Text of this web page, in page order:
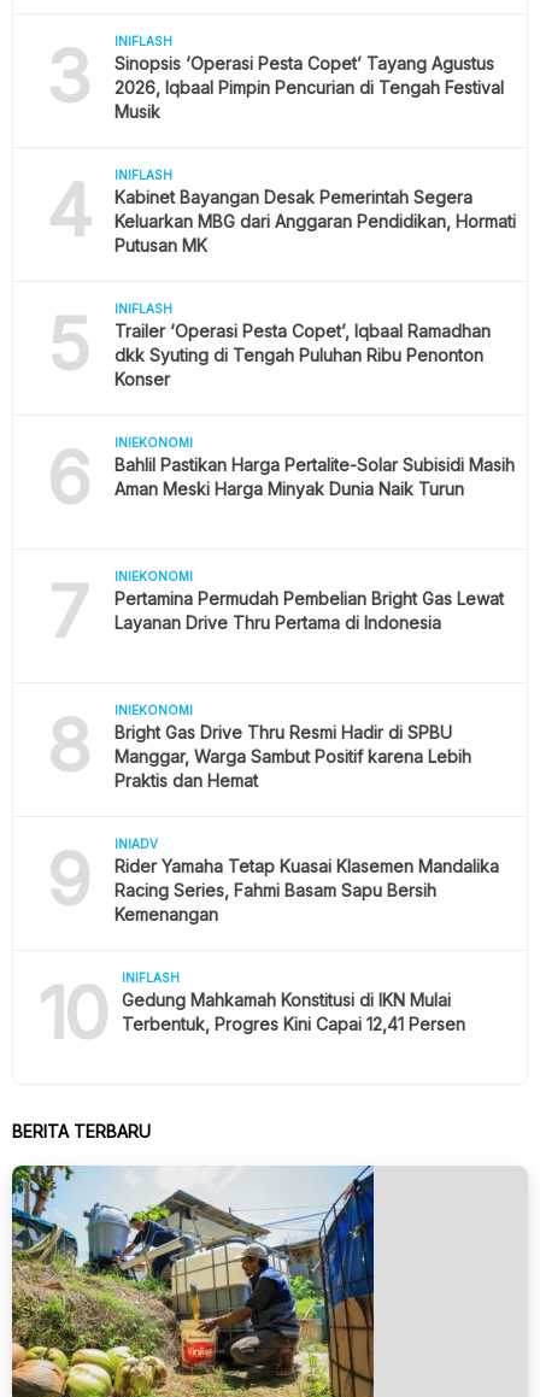
3 INIFLASH
Sinopsis ‘Operasi Pesta Copet’ Tayang Agustus
2026, Iqbaal Pimpin Pencurian di Tengah Festival
Musik
4 INIFLASH
Kabinet Bayangan Desak Pemerintah Segera
Keluarkan MBG dari Anggaran Pendidikan, Hormati
Putusan MK
5 INIFLASH
Trailer ‘Operasi Pesta Copet’, Iqbaal Ramadhan
dkk Syuting di Tengah Puluhan Ribu Penonton
Konser
6 INIEKONOMI
Bahlil Pastikan Harga Pertalite-Solar Subisidi Masih
Aman Meski Harga Minyak Dunia Naik Turun
7 INIEKONOMI
Pertamina Permudah Pembelian Bright Gas Lewat
Layanan Drive Thru Pertama di Indonesia
8 INIEKONOMI
Bright Gas Drive Thru Resmi Hadir di SPBU
Manggar, Warga Sambut Positif karena Lebih
Praktis dan Hemat
9 INIADV
Rider Yamaha Tetap Kuasai Klasemen Mandalika
Racing Series, Fahmi Basam Sapu Bersih
Kemenangan
10 INIFLASH
Gedung Mahkamah Konstitusi di IKN Mulai
Terbentuk, Progres Kini Capai 12,41 Persen
BERITA TERBARU